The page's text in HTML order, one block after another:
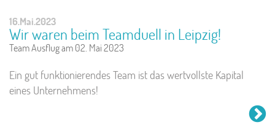
16.Mai.2023
Wir waren beim Teamduell in Leipzig!
Team Ausflug am 02. Mai 2023
Ein gut funktionierendes Team ist das wertvollste Kapital
eines Unternehmens!